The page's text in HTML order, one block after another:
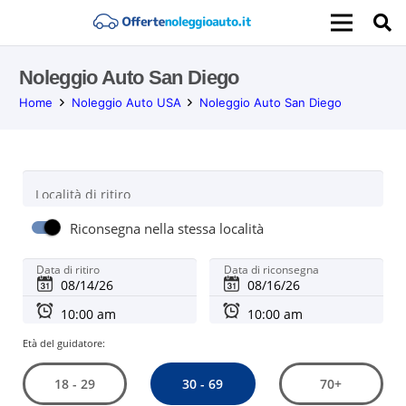
Noleggio Auto San Diego
Home Noleggio Auto USA Noleggio Auto San Diego
Località di ritiro
Riconsegna nella stessa località
Data di ritiro Data di riconsegna
Età del guidatore:
18 - 29 30 - 69 70+